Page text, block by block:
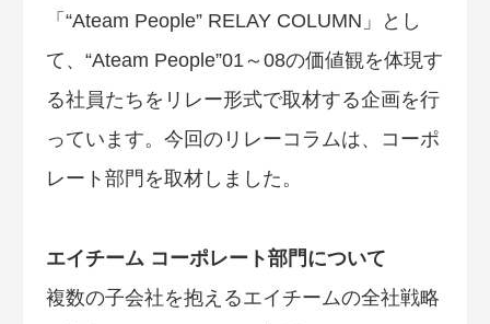
「“Ateam People” RELAY COLUMN」とし
て、“Ateam People”01～08の価値観を体現す
る社員たちをリレー形式で取材する企画を行
っています。今回のリレーコラムは、コーポ
レート部門を取材しました。
エイチーム コーポレート部門について
複数の子会社を抱えるエイチームの全社戦略